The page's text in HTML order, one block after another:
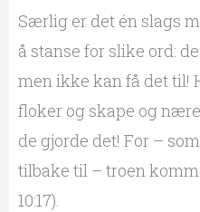
Særlig er det én slags
å stanse for slike ord:
men ikke kan få det til!
floker og skape og
de gjorde det! For –
tilbake til – troen
10:17).